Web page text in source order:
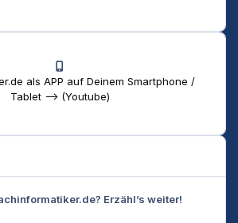
als APP auf Deinem Smartphone /
Tablet --> (Youtube)
Erzähl’s weiter!